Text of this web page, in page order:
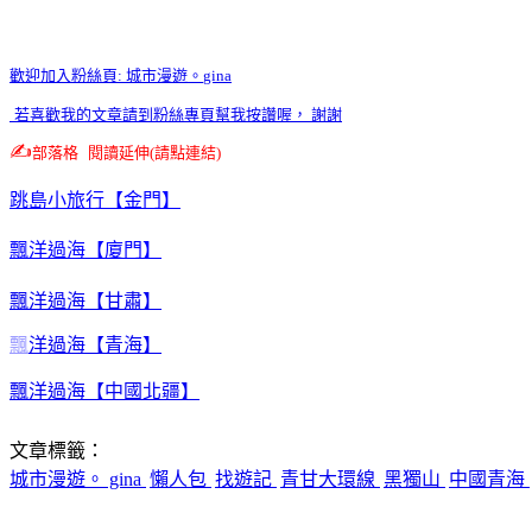
歡迎加入粉絲頁: 城市漫遊。 gina
若喜歡我的文章請到粉絲專頁幫我按讚喔， 謝謝
✍️部落格 閱讀延伸(請點連結)
跳島小旅行【金門】
飄洋過海【廈門】
飄洋過海【甘肅】
飄洋過海【青海】
飄洋過海【中國北疆】
文章標籤：
城市漫遊。 gina 懶人包 找遊記 青甘大環線 黑獨山 中國青海